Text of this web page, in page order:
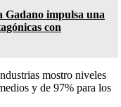
Gadano impulsa una
con
mostro niveles
y de 97% para los